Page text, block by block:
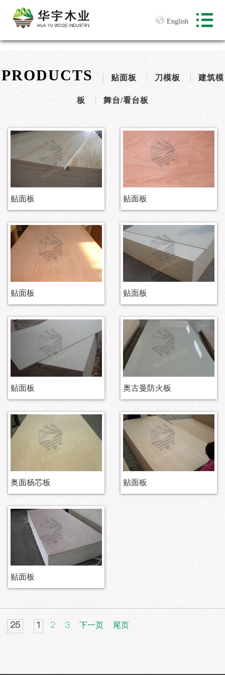
English
PRODUCTS 贴面板 刀模板 建筑模
板 舞台/看台板
贴面板 贴面板
贴面板 贴面板
贴面板 奥古曼防火板
奥面杨芯板 贴面板
贴面板
25 1 2 3 下一页 尾页